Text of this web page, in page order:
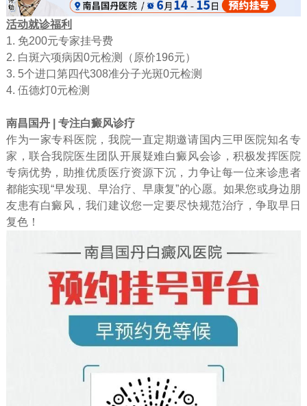
活动就诊福利
1. 免200元专家挂号费
2. 白斑六项病因0元检测（原价196元）
3. 5个进口第四代308准分子光斑0元检测
4. 伍德灯0元检测
南昌国丹 | 专注白癜风诊疗
作为一家专科医院，我院一直定期邀请国内三甲医院知名专
家，联合我院医生团队开展疑难白癜风会诊，积极发挥医院
专病优势，助推优质医疗资源下沉，力争让每一位来诊患者
都能实现“早发现、早治疗、早康复”的心愿。如果您或身边朋
友患有白癜风，我们建议您一定要尽快规范治疗，争取早日
复色！